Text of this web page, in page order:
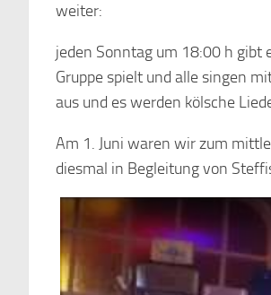
weiter:
jeden Sonntag um 18:00 h
Gruppe spielt und alle singen
aus und es werden kölsche
Am 1. Juni waren wir zum
diesmal in Begleitung von